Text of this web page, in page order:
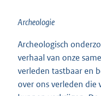
Archeologie
Archeologisch
verhaal van onze
verleden tastbaar en
over ons verleden die